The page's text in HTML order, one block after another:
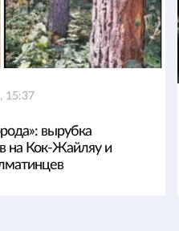
15:37
вырубка
на Кок-Жайляу и